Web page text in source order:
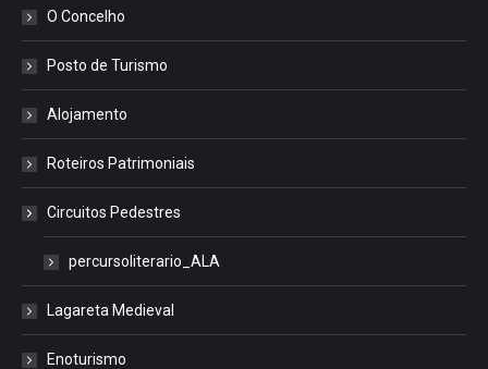
O Concelho
Posto de Turismo
Alojamento
Roteiros Patrimoniais
Circuitos Pedestres
percursoliterario_ALA
Lagareta Medieval
Enoturismo